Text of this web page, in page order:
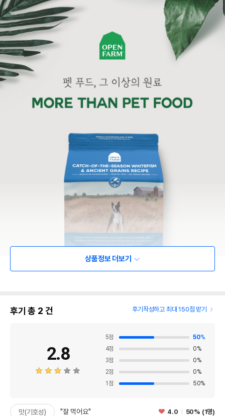
상품정보 더보기
후기 총 2 건 후기작성하고 최대 150점 받기
2.8
5점 50%
4점 0%
3점 0%
2점 0%
1 점 50%
맛(기호성) "잘 먹어요" 4.0 50% (1명)